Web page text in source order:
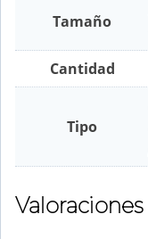
Tamaño
Cantidad
Tipo
Valoraciones